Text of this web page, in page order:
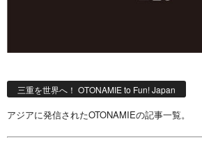
三重を世界へ！ OTONAMIE to Fun! Japan
アジアに発信されたOTONAMIEの記事一覧。